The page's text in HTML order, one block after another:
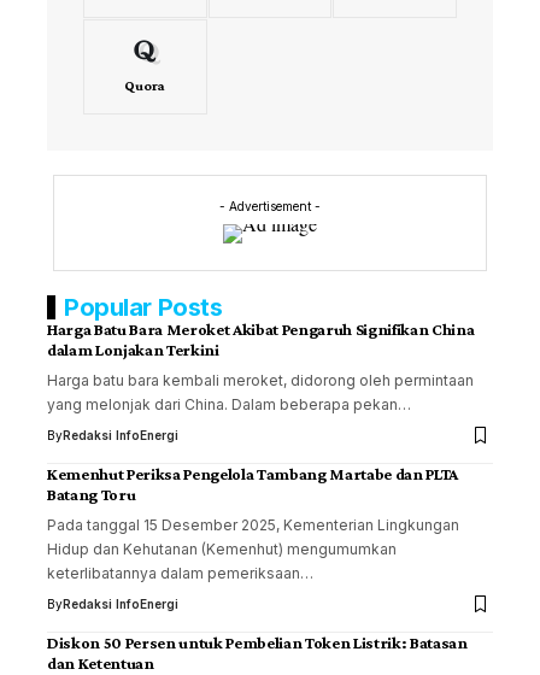
Quora
- Advertisement -
Popular Posts
Harga Batu Bara Meroket Akibat Pengaruh Signifikan China
dalam Lonjakan Terkini
Harga batu bara kembali meroket, didorong oleh permintaan
yang melonjak dari China. Dalam beberapa pekan…
ByRedaksi InfoEnergi
Kemenhut Periksa Pengelola Tambang Martabe dan PLTA
Batang Toru
Pada tanggal 15 Desember 2025, Kementerian Lingkungan
Hidup dan Kehutanan (Kemenhut) mengumumkan
keterlibatannya dalam pemeriksaan…
ByRedaksi InfoEnergi
Diskon 50 Persen untuk Pembelian Token Listrik: Batasan
dan Ketentuan